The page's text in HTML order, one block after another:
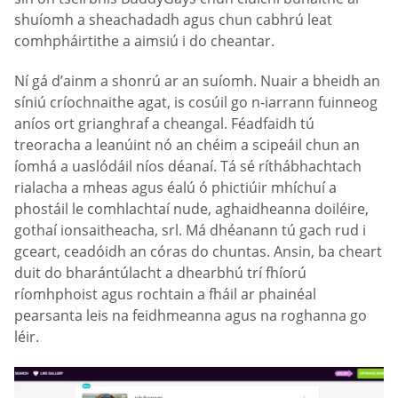
shuíomh a sheachadadh agus chun cabhrú leat
comhpháirtithe a aimsiú i do cheantar.
Ní gá d’ainm a shonrú ar an suíomh. Nuair a bheidh an
síniú críochnaithe agat, is cosúil go n-iarrann fuinneog
aníos ort grianghraf a cheangal. Féadfaidh tú
treoracha a leanúint nó an chéim a scipeáil chun an
íomhá a uaslódáil níos déanaí. Tá sé ríthábhachtach
rialacha a mheas agus éalú ó phictiúir mhíchuí a
phostáil le comhlachtaí nude, aghaidheanna doiléire,
gothaí ionsaitheacha, srl. Má dhéanann tú gach rud i
gceart, ceadóidh an córas do chuntas. Ansin, ba cheart
duit do bharántúlacht a dhearbhú trí fhíorú
ríomhphoist agus rochtain a fháil ar phainéal
pearsanta leis na feidhmeanna agus na roghanna go
léir.